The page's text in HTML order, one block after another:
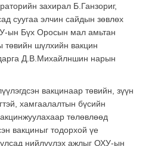
захирал Б.Ганзориг,
суугаа элчин сайдын зөвлөх
ын Бүх Оросын мал амьтан
төвийн шүлхийн вакцин
Д.В.Михайлншин нарын
вакцинаар төвийн, зүүн
хамгаалалтын бүсийн
төлөвлөөд
вакциныг тодорхой үе
нийлүүлэх ажлыг ОХУ-ын